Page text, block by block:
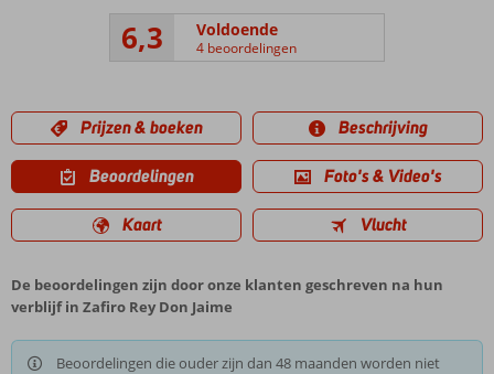
6,3 Voldoende
4 beoordelingen
Prijzen & boeken Beschrijving
Beoordelingen Foto's & Video's
Kaart Vlucht
De beoordelingen zijn door onze klanten geschreven na hun
verblijf in Zafiro Rey Don Jaime
Beoordelingen die ouder zijn dan 48 maanden worden niet